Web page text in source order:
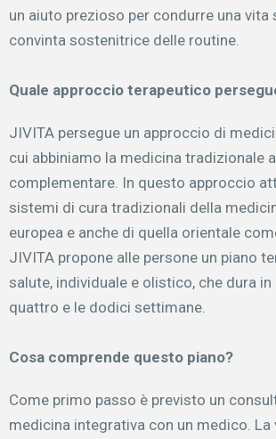
un aiuto prezioso per condurre una vita
convinta sostenitrice delle routine.
Quale approccio terapeutico
JIVITA persegue un approccio di
cui abbiniamo la medicina tradizionale
complementare. In questo approccio
sistemi di cura tradizionali della
europea e anche di quella orientale
JIVITA propone alle persone un piano
salute, individuale e olistico, che dura in
quattro e le dodici settimane.
Cosa comprende questo piano?
Come primo passo è previsto un
medicina integrativa con un medico. La